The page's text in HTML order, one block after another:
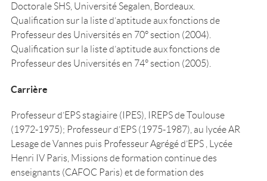
Doctorale SHS, Université Segalen, Bordeaux.
Qualification sur la liste d’aptitude aux fonctions de
Professeur des Universités en 70° section (2004).
Qualification sur la liste d’aptitude aux fonctions de
Professeur des Universités en 74° section (2005).
Carrière
Professeur d’EPS stagiaire (IPES), IREPS de Toulouse
(1972-1975); Professeur d’EPS (1975-1987), au lycée AR
Lesage de Vannes puis Professeur Agrégé d’EPS , Lycée
Henri IV Paris, Missions de formation continue des
enseignants (CAFOC Paris) et de formation des